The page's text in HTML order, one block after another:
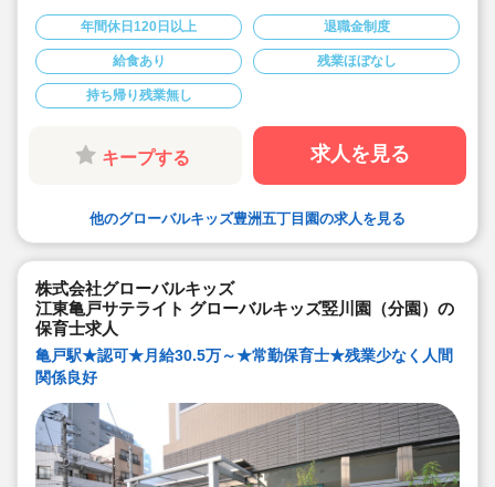
◆年間休日125日以上！
◆子育て期間中は時短勤務OK
◆半日有給OKで子育て中の方も働きやすい環境です
◆会社独自の休暇制度がありますので、独身、既婚者問
わずノビノビと働きやすい環境です。
◆宿舎借上げ制度利用可能です！
◆職員間の人間関係を大事にしています。チーム保育で
新しい仲間も皆でサポート。新卒で不安な方、中途で馴
染めるか不安な方ブランク空けの方、別業種からのキャ
リアチェンジの方！どんな方でもチームでサポートしあ
いながら保育をする環境です
能です！
す！
◆充実の福利厚生、海外研修など腰を据え長く勤務でき
成長し続けられる環境が整っています。
年間休日120日以上 退職金制度
給食あり 残業ほぼなし
持ち帰り残業無し
キープする 求人を見る
他のグローバルキッズ豊洲五丁目園の求人を見る
株式会社グローバルキッズ
江東亀戸サテライト グローバルキッズ竪川園（分園）の
保育士求人
亀戸駅★認可★月給30.5万～★常勤保育士★残業少なく人間
関係良好